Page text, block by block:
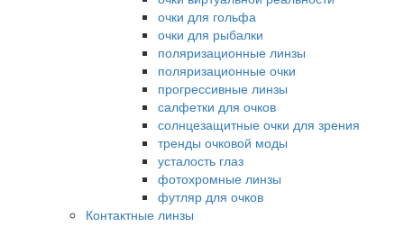
очки для гольфа
очки для рыбалки
поляризационные линзы
поляризационные очки
прогрессивные линзы
салфетки для очков
солнцезащитные очки для зрения
тренды очковой моды
усталость глаз
фотохромные линзы
футляр для очков
Контактные линзы